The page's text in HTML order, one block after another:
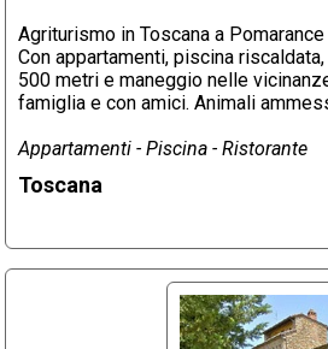
Agriturismo in Toscana a
Con appartamenti, piscina
500 metri e maneggio nelle
famiglia e con amici. Animali
Appartamenti - Piscina - Ristorante
Toscana